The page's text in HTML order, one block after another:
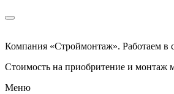
Компания «Строймонтаж». Работаем в
Стоимость на приобритение и монтаж
Меню